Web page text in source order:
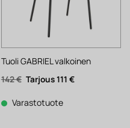
Tuoli GABRIEL valkoinen
142€ Alkuperäinen
hinta
142 €.
111 €Nykyinen
Varastotuote